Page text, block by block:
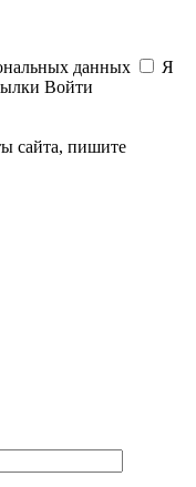
данных
Я
Войти
сайта, пишите